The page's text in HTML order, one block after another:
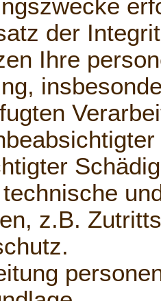
der
Ihre
z.B.